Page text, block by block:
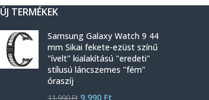
ÚJ TERMÉKEK
Samsung Galaxy Watch 9 44
mm Sikai fekete-ezüst színű
"ívelt" kialakítású "eredeti"
stílusú láncszemes "fém"
óraszíj
11.990Ft 9.990 Ft